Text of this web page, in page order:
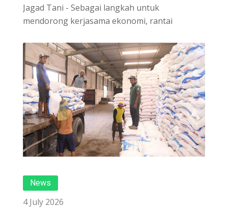
Jagad Tani - Sebagai langkah untuk
mendorong kerjasama ekonomi, rantai
News
4 July 2026